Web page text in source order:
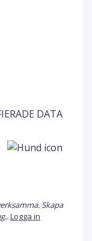
DATA
Skapa
Logga in